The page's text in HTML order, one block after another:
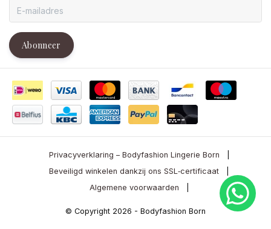
Abonneer
Privacyverklaring – Bodyfashion Lingerie Born
Beveiligd winkelen dankzij ons SSL‑certificaat
Algemene voorwaarden
© Copyright 2026 - Bodyfashion Born